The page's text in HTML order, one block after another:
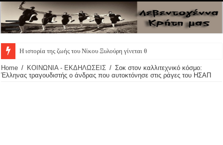
Η ιστορία της ζωής του Νίκου Ξυλούρη γίνεται θεατρικ
Home / ΚΟΙΝΩΝΙΑ - ΕΚΔΗΛΩΣΕΙΣ / Σοκ στον καλλιτεχνικό κόσμο:
Έλληνας τραγουδιστής ο άνδρας που αυτοκτόνησε στις ράγες του ΗΣΑΠ